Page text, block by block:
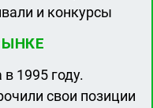
и конкурсы
1995 году.
свои позиции